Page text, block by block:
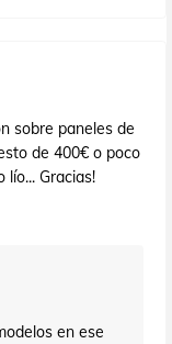
sobre paneles de
de 400€ o poco
lío... Gracias!
en ese